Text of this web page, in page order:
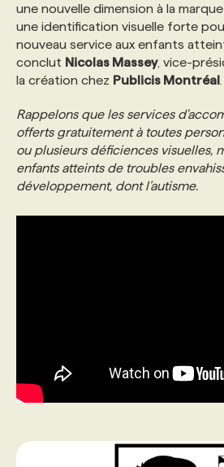
une nouvelle dimension à la marque
une identification visuelle forte
nouveau service aux enfants
conclut Nicolas Massey, vice-
la création chez Publicis Montréal
Rappelons que les services
offerts gratuitement à toutes
ou plusieurs déficiences visuelles,
enfants atteints de troubles
développement, dont l’autisme.